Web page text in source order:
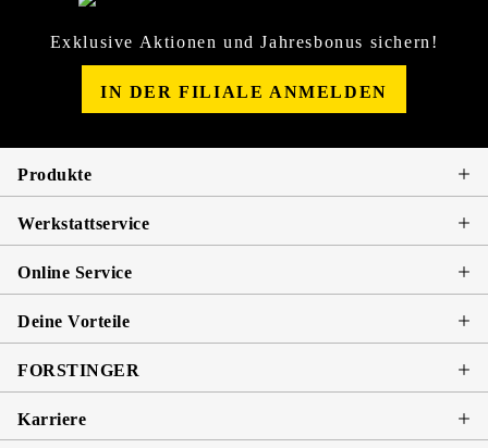
Exklusive Aktionen und Jahresbonus sichern!
IN DER FILIALE ANMELDEN
Produkte
Werkstattservice
Online Service
Deine Vorteile
FORSTINGER
Karriere